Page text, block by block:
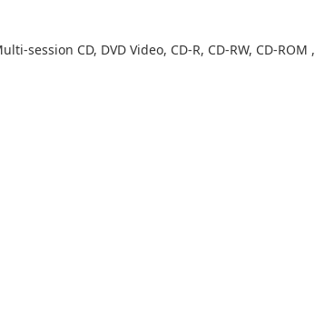
session CD, DVD Video, CD-R, CD-RW, CD-ROM ,